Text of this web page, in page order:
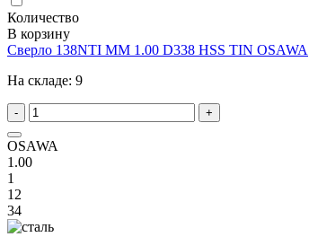
Количество
В корзину
Сверло 138NTI MM 1.00 D338 HSS TIN OSAWA
На складе: 9
- +
OSAWA
1.00
1
12
34